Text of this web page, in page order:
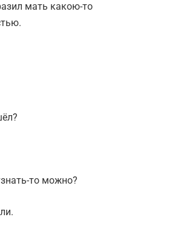
мать какою-то
то можно?